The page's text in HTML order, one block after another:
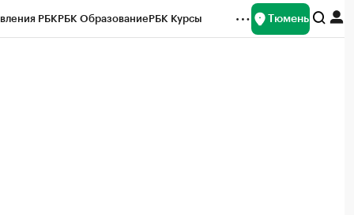
РБКРБК ОбразованиеРБК Курсы Тюмень